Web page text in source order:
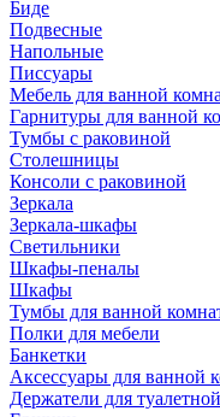
Биде
Подвесные
Напольные
Писсуары
Мебель для ванной
Гарнитуры для ванной
Тумбы с раковиной
Столешницы
Консоли с раковиной
Зеркала
Зеркала-шкафы
Светильники
Шкафы-пеналы
Шкафы
Тумбы для ванной
Полки для мебели
Банкетки
Аксессуары для ванной
Держатели для